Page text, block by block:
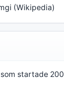
(Wikipedia)
startade